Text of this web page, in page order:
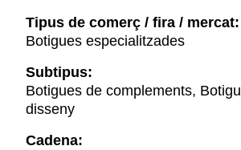
Tipus de comerç / fira / mercat:
Botigues especialitzades
Subtipus:
Botigues de complements,
disseny
Cadena: